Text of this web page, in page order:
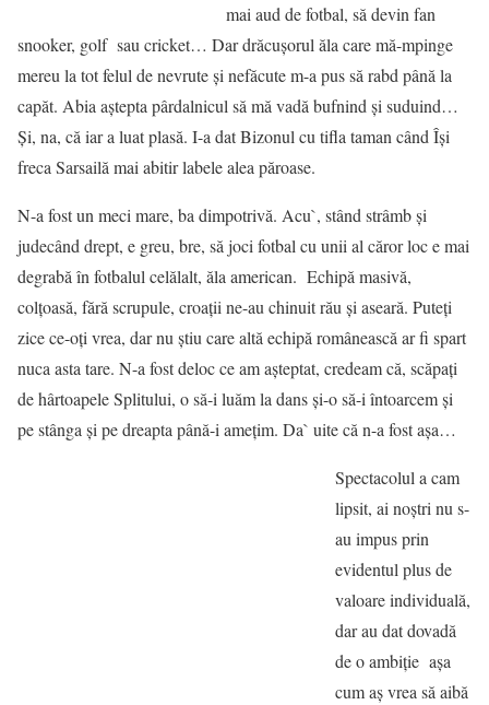
mai aud de fotbal, să devin fan
snooker, golf sau cricket… Dar drăcușorul ăla care mă-mpinge
mereu la tot felul de nevrute și nefăcute m-a pus să rabd până la
capăt. Abia aștepta pârdalnicul să mă vadă bufnind și suduind…
Și, na, că iar a luat plasă. I-a dat Bizonul cu tifla taman când Își
freca Sarsailă mai abitir labele alea păroase.
N-a fost un meci mare, ba dimpotrivă. Acu`, stând strâmb și
judecând drept, e greu, bre, să joci fotbal cu unii al căror loc e mai
degrabă în fotbalul celălalt, ăla american. Echipă masivă,
colțoasă, fără scrupule, croații ne-au chinuit rău și aseară. Puteți
zice ce-oți vrea, dar nu știu care altă echipă românească ar fi spart
nuca asta tare. N-a fost deloc ce am așteptat, credeam că, scăpați
de hârtoapele Splitului, o să-i luăm la dans și-o să-i întoarcem și
pe stânga și pe dreapta până-i amețim. Da` uite că n-a fost așa…
Spectacolul a cam
lipsit, ai noștri nu s-
au impus prin
evidentul plus de
valoare individuală,
dar au dat dovadă
de o ambiție așa
cum aș vrea să aibă